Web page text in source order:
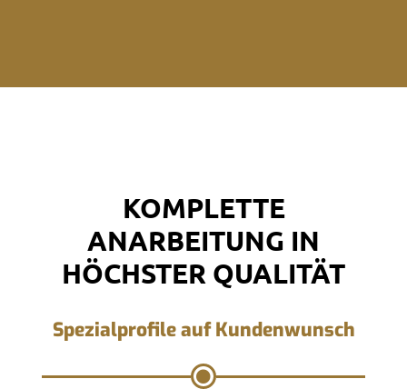
KOMPLETTE
ANARBEITUNG IN
HÖCHSTER QUALITÄT
Spezialprofile auf Kundenwunsch